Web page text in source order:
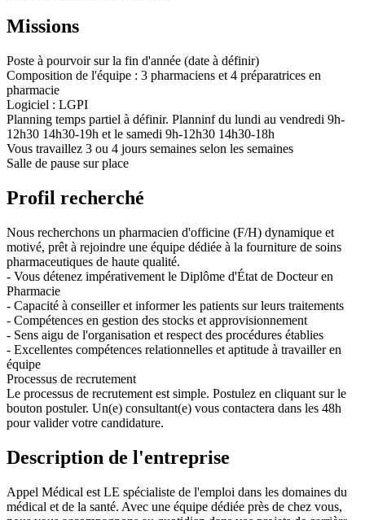
Missions
Poste à pourvoir sur la fin d'année (date à définir)
Composition de l'équipe : 3 pharmaciens et 4 préparatrices en
pharmacie
Logiciel : LGPI
Planning temps partiel à définir. Planninf du lundi au vendredi 9h-
12h30 14h30-19h et le samedi 9h-12h30 14h30-18h
Vous travaillez 3 ou 4 jours semaines selon les semaines
Salle de pause sur place
Profil recherché
Nous recherchons un pharmacien d'officine (F/H) dynamique et
motivé, prêt à rejoindre une équipe dédiée à la fourniture de soins
pharmaceutiques de haute qualité.
- Vous détenez impérativement le Diplôme d'État de Docteur en
Pharmacie
- Capacité à conseiller et informer les patients sur leurs traitements
- Compétences en gestion des stocks et approvisionnement
- Sens aigu de l'organisation et respect des procédures établies
- Excellentes compétences relationnelles et aptitude à travailler en
équipe
Processus de recrutement
Le processus de recrutement est simple. Postulez en cliquant sur le
bouton postuler. Un(e) consultant(e) vous contactera dans les 48h
pour valider votre candidature.
Description de l'entreprise
Appel Médical est LE spécialiste de l'emploi dans les domaines du
médical et de la santé. Avec une équipe dédiée près de chez vous,